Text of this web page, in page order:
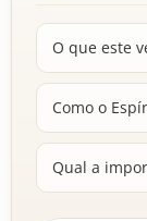
O que este
Como o
Qual a